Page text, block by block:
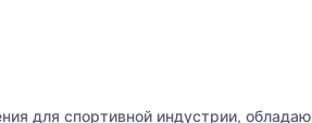
для спортивной индустрии,